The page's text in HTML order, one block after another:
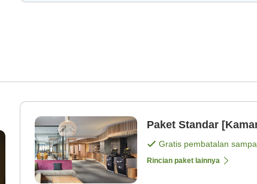
Paket Standar
Gratis pembatalan
Rincian paket lainnya